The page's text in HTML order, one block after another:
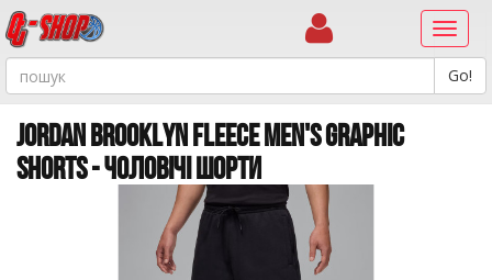
JORDAN BROOKLYN FLEECE MEN'S GRAPHIC
SHORTS - ЧОЛОВІЧІ ШОРТИ